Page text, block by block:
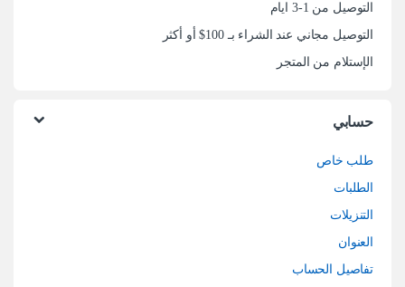
التوصيل من 1-3 ايام
التوصيل مجاني عند الشراء بـ 100$ أو أكثر
الإستلام من المتجر
حسابي
طلب خاص
الطلبات
التنزيلات
العنوان
تفاصيل الحساب